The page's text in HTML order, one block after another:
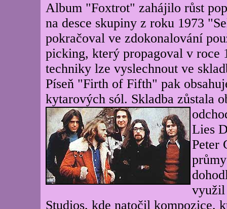
Album "Foxtrot" zahájilo růst
na desce skupiny z roku 1973
pokračoval ve zdokonalování
picking, který propagoval v roce
techniky lze vyslechnout ve
Píseň "Firth of Fifth" pak
kytarových sól. Skladba zůstala
Lies
Peter
využil
Studios, kde natočil kompozice,